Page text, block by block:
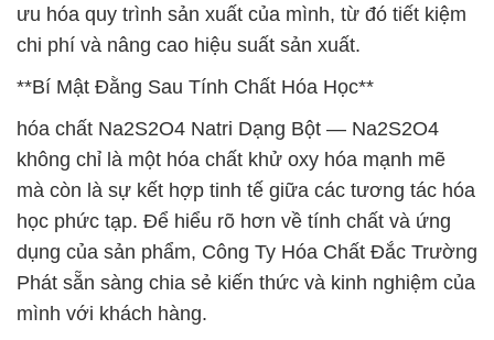
ưu hóa quy trình sản xuất của mình, từ đó tiết kiệm
chi phí và nâng cao hiệu suất sản xuất.
**Bí Mật Đằng Sau Tính Chất Hóa Học**
hóa chất Na2S2O4 Natri Dạng Bột — Na2S2O4
không chỉ là một hóa chất khử oxy hóa mạnh mẽ
mà còn là sự kết hợp tinh tế giữa các tương tác hóa
học phức tạp. Để hiểu rõ hơn về tính chất và ứng
dụng của sản phẩm, Công Ty Hóa Chất Đắc Trường
Phát sẵn sàng chia sẻ kiến thức và kinh nghiệm của
mình với khách hàng.